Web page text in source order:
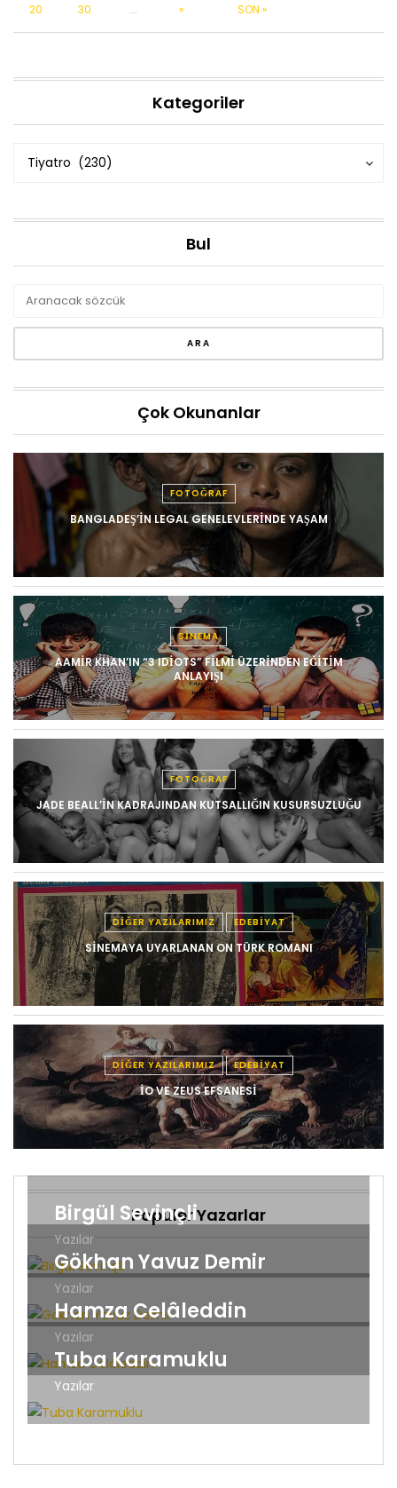
20 30 ... » SON »
Kategoriler
Kategoriler
Tiyatro (230)
Kategoriler
Bul
Çok Okunanlar
FOTOĞRAF
BANGLADEŞ’IN LEGAL GENELEVLERINDE YAŞAM
SINEMA
AAMIR KHAN’IN “3 IDIOTS” FILMI ÜZERINDEN EĞITIM
ANLAYIŞI
FOTOĞRAF
JADE BEALL’IN KADRAJINDAN KUTSALLIĞIN KUSURSUZLUĞU
DIĞER YAZILARIMIZ EDEBIYAT
SINEMAYA UYARLANAN ON TÜRK ROMANI
DIĞER YAZILARIMIZ EDEBIYAT
İO VE ZEUS EFSANESI
Popüler Yazarlar
Birgül Sevinçli
Yazılar
Gökhan Yavuz Demir
Yazılar
Hamza Celâleddin
Yazılar
Tuba Karamuklu
Yazılar